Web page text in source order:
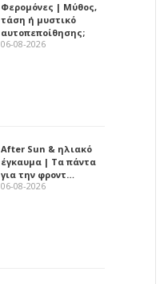
Φερομόνες | Μύθος,
τάση ή μυστικό
αυτοπεποίθησης;
06-08-2026
After Sun & ηλιακό
έγκαυμα | Τα πάντα
για την φροντ…
06-08-2026